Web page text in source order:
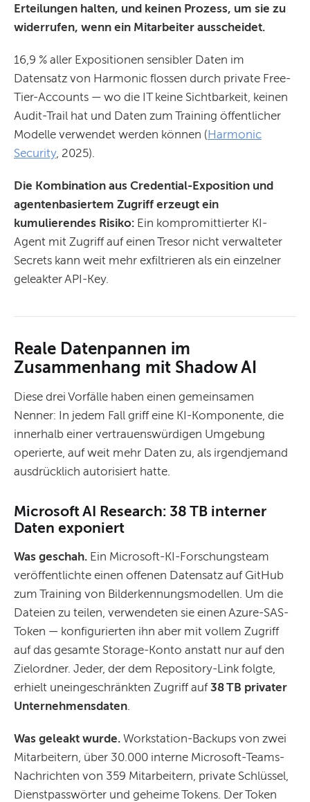
Erteilungen halten, und keinen Prozess, um sie zu
widerrufen, wenn ein Mitarbeiter ausscheidet.
16,9 % aller Expositionen sensibler Daten im
Datensatz von Harmonic flossen durch private Free-
Tier-Accounts — wo die IT keine Sichtbarkeit, keinen
Audit-Trail hat und Daten zum Training öffentlicher
Modelle verwendet werden können (Harmonic
Security, 2025).
Die Kombination aus Credential-Exposition und
agentenbasiertem Zugriff erzeugt ein
kumulierendes Risiko: Ein kompromittierter KI-
Agent mit Zugriff auf einen Tresor nicht verwalteter
Secrets kann weit mehr exfiltrieren als ein einzelner
geleakter API-Key.
Reale Datenpannen im
Zusammenhang mit Shadow AI
Diese drei Vorfälle haben einen gemeinsamen
Nenner: In jedem Fall griff eine KI-Komponente, die
innerhalb einer vertrauenswürdigen Umgebung
operierte, auf weit mehr Daten zu, als irgendjemand
ausdrücklich autorisiert hatte.
Microsoft AI Research: 38 TB interner
Daten exponiert
Was geschah. Ein Microsoft-KI-Forschungsteam
veröffentlichte einen offenen Datensatz auf GitHub
zum Training von Bilderkennungsmodellen. Um die
Dateien zu teilen, verwendeten sie einen Azure-SAS-
Token — konfigurierten ihn aber mit vollem Zugriff
auf das gesamte Storage-Konto anstatt nur auf den
Zielordner. Jeder, der dem Repository-Link folgte,
erhielt uneingeschränkten Zugriff auf38 TB privater
Unternehmensdaten
Was geleakt wurde. Workstation-Backups von zwei
Mitarbeitern, über 30.000 interne Microsoft-Teams-
Nachrichten von 359 Mitarbeitern, private Schlüssel,
Dienstpasswörter und geheime Tokens. Der Token